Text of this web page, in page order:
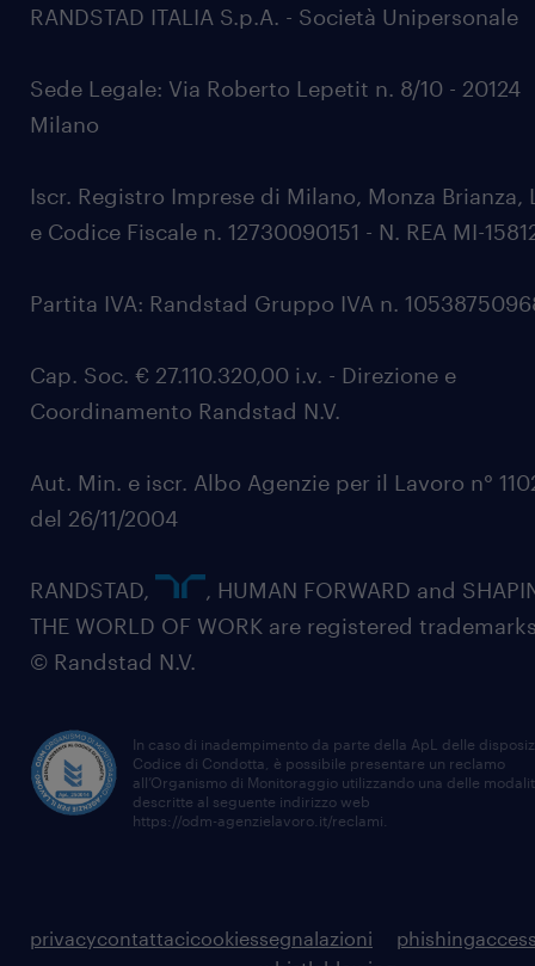
RANDSTAD ITALIA S.p.A. - Società Unipersonale
Sede Legale: Via Roberto Lepetit n. 8/10 - 20124
Milano
Iscr. Registro Imprese di Milano, Monza Brianza,
e Codice Fiscale n. 12730090151 - N. REA MI-
Partita IVA: Randstad Gruppo IVA n.
Cap. Soc. € 27.110.320,00 i.v. - Direzione e
Coordinamento Randstad N.V.
Aut. Min. e iscr. Albo Agenzie per il Lavoro n°
del 26/11/2004
RANDSTAD,
, HUMAN FORWARD and
THE WORLD OF WORK are registered
© Randstad N.V.
In caso di inadempimento da parte della ApL delle
Codice di Condotta, è possibile presentare un reclamo
all’Organismo di Monitoraggio utilizzando una delle
descritte al seguente indirizzo web
https://odm-agenzielavoro.it/reclami
privacycontattacicookiessegnalazioni
phishing